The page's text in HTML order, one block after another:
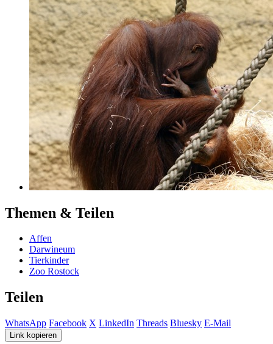
Themen & Teilen
Affen
Darwineum
Tierkinder
Zoo Rostock
Teilen
WhatsApp Facebook X LinkedIn Threads Bluesky E-Mail
Link kopieren